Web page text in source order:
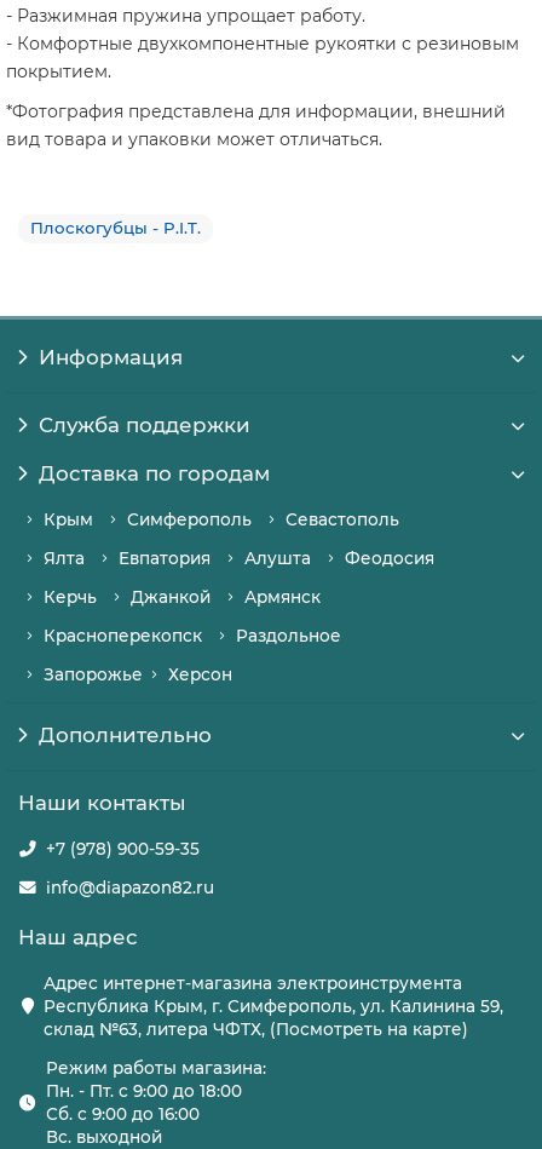
- Разжимная пружина упрощает работу.
- Комфортные двухкомпонентные рукоятки с резиновым
покрытием.
*Фотография представлена для информации, внешний
вид товара и упаковки может отличаться.
Плоскогубцы - P.I.T.
Информация
Служба поддержки
Доставка по городам
Крым Симферополь
Севастополь
Ялта
Евпатория Алушта
Феодосия
Керчь
Джанкой
Армянск
Красноперекопск
Раздольное
Запорожье
Херсон
Дополнительно
Наши контакты
+7 (978) 900-59-35
info@diapazon82.ru
Наш адрес
Адрес интернет-магазина электроинструмента
Республика Крым, г. Симферополь, ул. Калинина 59,
склад №63, литера ЧФТХ, (Посмотреть на карте)
Режим работы магазина:
Пн. - Пт. с 9:00 до 18:00
Сб. с 9:00 до 16:00
Вс. выходной